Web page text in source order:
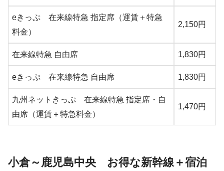
eきっぷ 在来線特急 指定席（運賃＋特急
料金）
2,150円
在来線特急 自由席 1,830円
eきっぷ 在来線特急 自由席 1,830円
九州ネットきっぷ 在来線特急 指定席・自
由席（運賃＋特急料金）
1,470円
小倉～鹿児島中央 お得な新幹線＋宿泊